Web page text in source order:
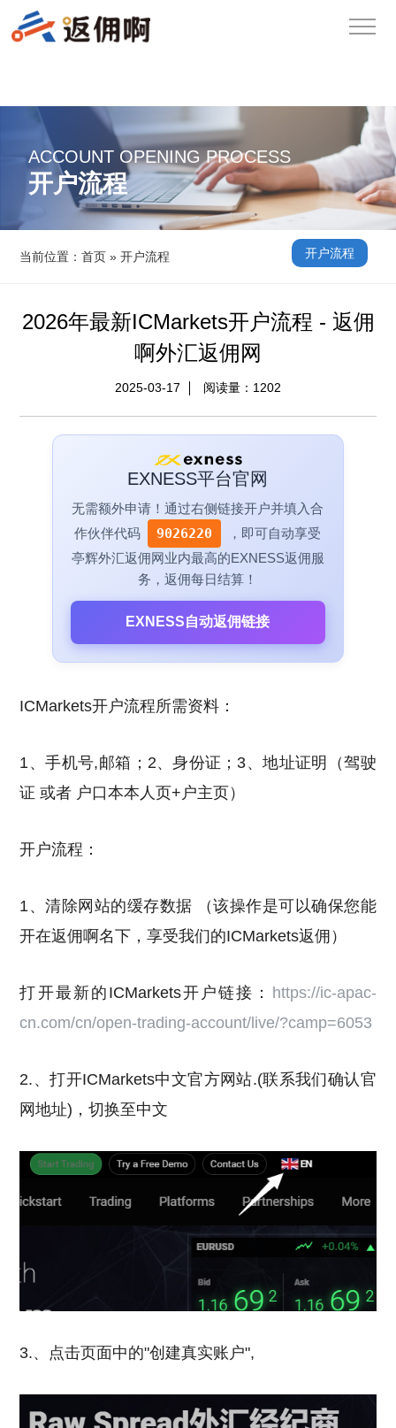
ACCOUNT OPENING PROCESS
开户流程
当前位置：首页 »开户流程 开户流程
2026年最新ICMarkets开户流程 - 返佣
啊外汇返佣网
2025-03-17 阅读量： 1202
EXNESS平台官网
无需额外申请！通过右侧链接开户并填入合
作伙伴代码
9026220
，即可自动享受
亭辉外汇返佣网业内最高的EXNESS返佣服
务，返佣每日结算！
EXNESS自动返佣链接
ICMarkets开户流程所需资料：
1、手机号,邮箱；2、身份证；3、地址证明（驾驶
证 或者 户口本本人页+户主页）
开户流程：
1、清除网站的缓存数据 （该操作是可以确保您能
开在返佣啊名下，享受我们的ICMarkets返佣）
打开最新的ICMarkets开户链接： https://ic-apac-
cn.com/cn/open-trading-account/live/?camp=6053
2.、打开ICMarkets中文官方网站.(联系我们确认官
网地址)，切换至中文
3.、点击页面中的"创建真实账户",